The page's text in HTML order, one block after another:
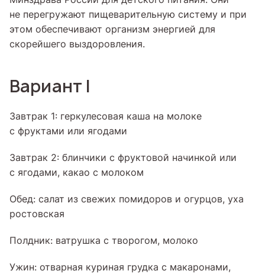
не перегружают пищеварительную систему и при
этом обеспечивают организм энергией для
скорейшего выздоровления.
Вариант I
Завтрак 1: геркулесовая каша на молоке
с фруктами или ягодами
Завтрак 2: блинчики с фруктовой начинкой или
с ягодами, какао с молоком
Обед: салат из свежих помидоров и огурцов, уха
ростовская
Полдник: ватрушка с творогом, молоко
Ужин: отварная куриная грудка с макаронами,